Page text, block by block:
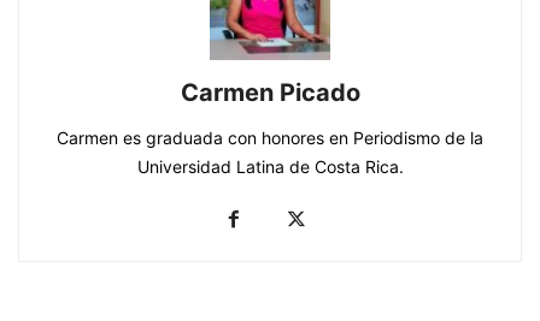
Carmen Picado
Carmen es graduada con honores en Periodismo de la
Universidad Latina de Costa Rica.